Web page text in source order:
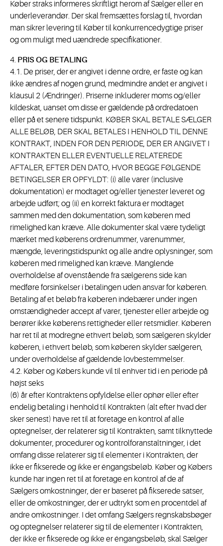
Køber straks informeres skriftligt herom af Sælger eller en
underleverandør. Der skal fremsættes forslag til, hvordan
man sikrer levering til Køber til konkurrencedygtige priser
og om muligt med uændrede specifikationer.
4. PRIS OG BETALING
4.1. De priser, der er angivet i denne ordre, er faste og kan
ikke ændres af nogen grund, medmindre andet er angivet i
klausul 2 (Ændringer). Priserne inkluderer moms og/eller
kildeskat, uanset om disse er gældende på ordredatoen
eller på et senere tidspunkt. KØBER SKAL BETALE SÆLGER
ALLE BELØB, DER SKAL BETALES I HENHOLD TIL DENNE
KONTRAKT, INDEN FOR DEN PERIODE, DER ER ANGIVET I
KONTRAKTEN ELLER EVENTUELLE RELATEREDE
AFTALER, EFTER DEN DATO, HVOR BEGGE FØLGENDE
BETINGELSER ER OPFYLDT: (i) alle varer (inclusive
dokumentation) er modtaget og/eller tjenester leveret og
arbejde udført; og (ii) en korrekt faktura er modtaget
sammen med den dokumentation, som køberen med
rimelighed kan kræve. Alle dokumenter skal være tydeligt
mærket med køberens ordrenummer, varenummer,
mængde, leveringstidspunkt og alle andre oplysninger, som
køberen med rimelighed kan kræve. Manglende
overholdelse af ovenstående fra sælgerens side kan
medføre forsinkelser i betalingen uden ansvar for køberen.
Betaling af et beløb fra køberen indebærer under ingen
omstændigheder accept af varer, tjenester eller arbejde og
berører ikke køberens rettigheder eller retsmidler. Køberen
har ret til at modregne ethvert beløb, som sælgeren skylder
køberen, i ethvert beløb, som køberen skylder sælgeren,
under overholdelse af gældende lovbestemmelser.
4.2. Køber og Købers kunde vil til enhver tid i en periode på
højst seks
(6) år efter Kontraktens opfyldelse eller ophør eller efter
endelig betaling i henhold til Kontrakten (alt efter hvad der
sker senest) have ret til at foretage en kontrol af alle
optegnelser, der relaterer sig til Kontrakten, samt tilknyttede
dokumenter, procedurer og kontrolforanstaltninger, i det
omfang disse relaterer sig til elementer i Kontrakten, der
ikke er fikserede og ikke er éngangsbeløb. Køber og Købers
kunde har ingen ret til at foretage en kontrol af de af
Sælgers omkostninger, der er baseret på fikserede satser,
eller de omkostninger, der er udtrykt som en procentdel af
andre omkostninger. I det omfang Sælgers regnskabsbøger
og optegnelser relaterer sig til de elementer i Kontrakten,
der ikke er fikserede og ikke er éngangsbeløb, skal Sælger